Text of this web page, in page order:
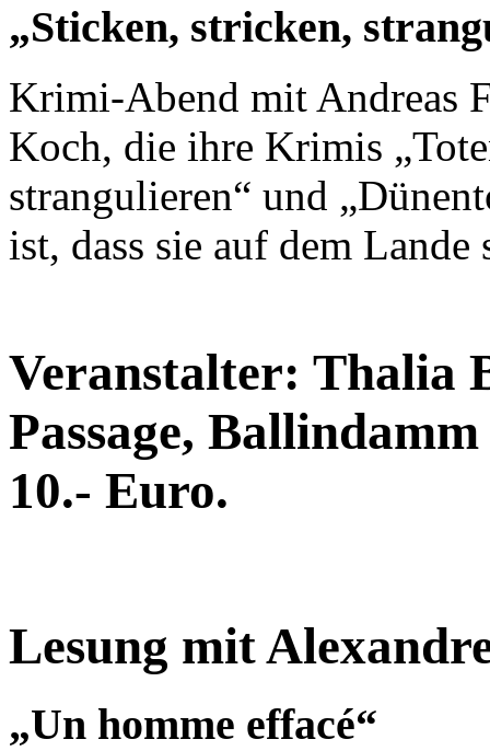
„Sticken, stricken,
Krimi-Abend mit Andreas
Koch, die ihre Krimis
strangulieren“ und
ist, dass sie auf dem Lande
Veranstalter: Thalia
Passage,
10.- Euro.
Lesung mit
„Un homme effacé“